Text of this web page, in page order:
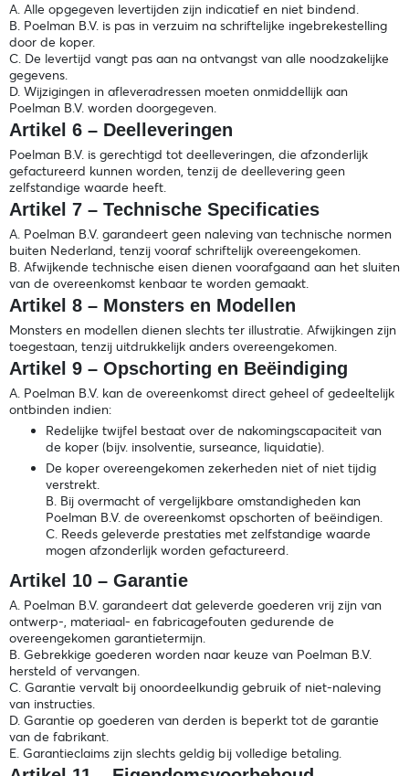
A. Alle opgegeven levertijden zijn indicatief en niet bindend.
B. Poelman B.V. is pas in verzuim na schriftelijke ingebrekestelling
door de koper.
C. De levertijd vangt pas aan na ontvangst van alle noodzakelijke
gegevens.
D. Wijzigingen in afleveradressen moeten onmiddellijk aan
Poelman B.V. worden doorgegeven.
Artikel 6 – Deelleveringen
Poelman B.V. is gerechtigd tot deelleveringen, die afzonderlijk
gefactureerd kunnen worden, tenzij de deellevering geen
zelfstandige waarde heeft.
Artikel 7 – Technische Specificaties
A. Poelman B.V. garandeert geen naleving van technische normen
buiten Nederland, tenzij vooraf schriftelijk overeengekomen.
B. Afwijkende technische eisen dienen voorafgaand aan het sluiten
van de overeenkomst kenbaar te worden gemaakt.
Artikel 8 – Monsters en Modellen
Monsters en modellen dienen slechts ter illustratie. Afwijkingen zijn
toegestaan, tenzij uitdrukkelijk anders overeengekomen.
Artikel 9 – Opschorting en Beëindiging
A. Poelman B.V. kan de overeenkomst direct geheel of gedeeltelijk
ontbinden indien:
Redelijke twijfel bestaat over de nakomingscapaciteit van
de koper (bijv. insolventie, surseance, liquidatie).
De koper overeengekomen zekerheden niet of niet tijdig
verstrekt.
B. Bij overmacht of vergelijkbare omstandigheden kan
Poelman B.V. de overeenkomst opschorten of beëindigen.
C. Reeds geleverde prestaties met zelfstandige waarde
mogen afzonderlijk worden gefactureerd.
Artikel 10 – Garantie
A. Poelman B.V. garandeert dat geleverde goederen vrij zijn van
ontwerp-, materiaal- en fabricagefouten gedurende de
overeengekomen garantietermijn.
B. Gebrekkige goederen worden naar keuze van Poelman B.V.
hersteld of vervangen.
C. Garantie vervalt bij onoordeelkundig gebruik of niet-naleving
van instructies.
D. Garantie op goederen van derden is beperkt tot de garantie
van de fabrikant.
E. Garantieclaims zijn slechts geldig bij volledige betaling.